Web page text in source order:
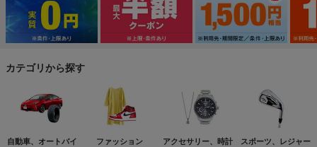
カテゴリから探す
自動車、オートバイ ファッション アクセサリー、時計 スポーツ、レジャー